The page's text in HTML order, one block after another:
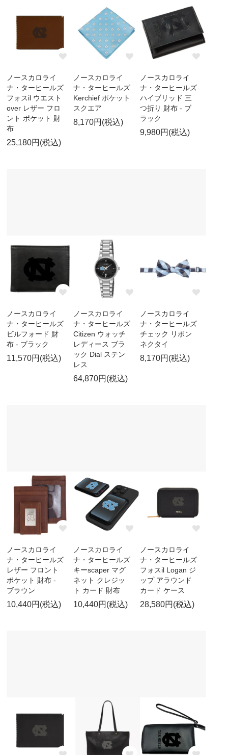
ノースカロライ
ナ・ターヒールズ
フォスil ウエスト
over レザー フロ
ント ポケット 財
布
25,180円(税込)
ノースカロライ
ナ・ターヒールズ
Kerchief ポケット
スクエア
8,170円(税込)
ノースカロライ
ナ・ターヒールズ
ハイブリッド 三
つ折り 財布 - ブ
ラック
9,980円(税込)
ノースカロライ
ナ・ターヒールズ
ビルフォード 財
布 - ブラック
11,570円(税込)
ノースカロライ
ナ・ターヒールズ
Citizen ウォッチ
レディース ブラ
ック Dial ステン
レス
64,870円(税込)
ノースカロライ
ナ・ターヒールズ
チェック リボン
ネクタイ
8,170円(税込)
ノースカロライ
ナ・ターヒールズ
レザー フロント
ポケット 財布 -
ブラウン
10,440円(税込)
ノースカロライ
ナ・ターヒールズ
キーscaper マグ
ネット クレジッ
ト カード 財布
10,440円(税込)
ノースカロライ
ナ・ターヒールズ
フォスil Logan ジ
ップ アラウンド
カード ケース
28,580円(税込)